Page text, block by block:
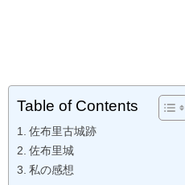
Table of Contents
佐布里古城跡
佐布里城
私の感想